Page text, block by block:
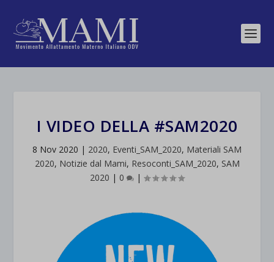
I VIDEO DELLA #SAM2020
8 Nov 2020 | 2020, Eventi_SAM_2020, Materiali SAM
2020, Notizie dal Mami, Resoconti_SAM_2020, SAM
2020 | 0 |